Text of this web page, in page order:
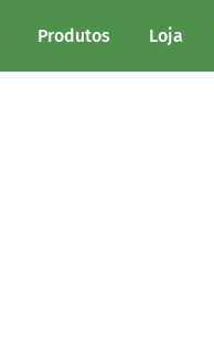
Produtos Loja